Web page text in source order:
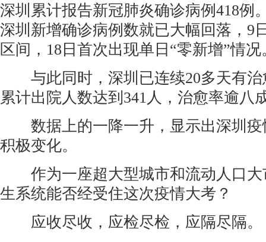
深圳累计报告新冠肺炎确诊病例418例
深圳新增确诊病例数就已大幅回落，9
区间，18日首次出现单日“零新增”情况
与此同时，深圳已连续20多天有治
累计出院人数达到341人，治愈率逾八
数据上的一降一升，显示出深圳疫
积极变化。
作为一座超大型城市和流动人口大
生系统能否经受住这次疫情大考？
应收尽收，应检尽检，应隔尽隔。